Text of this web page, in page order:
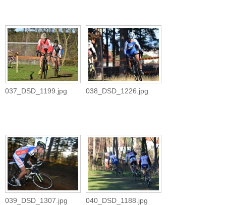
037_DSD_1199.jpg 038_DSD_1226.jpg
039_DSD_1307.jpg 040_DSD_1188.jpg